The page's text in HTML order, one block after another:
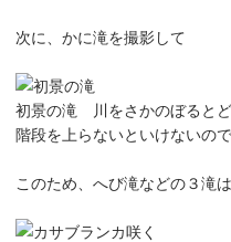
次に、かに滝を撮影して
初景の滝 川をさかのぼると
階段を上らないといけないの
このため、へび滝などの３滝は